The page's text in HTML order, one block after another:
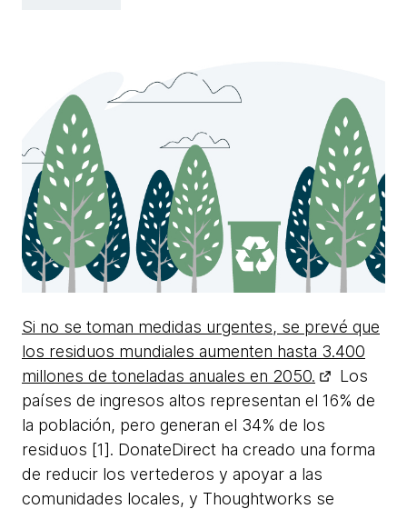
Si no se toman medidas urgentes, se prevé que
los residuos mundiales aumenten hasta 3.400
millones de toneladas anuales en 2050.
Los
países de ingresos altos representan el 16% de
la población, pero generan el 34% de los
residuos [1]. DonateDirect ha creado una forma
de reducir los vertederos y apoyar a las
comunidades locales, y Thoughtworks se